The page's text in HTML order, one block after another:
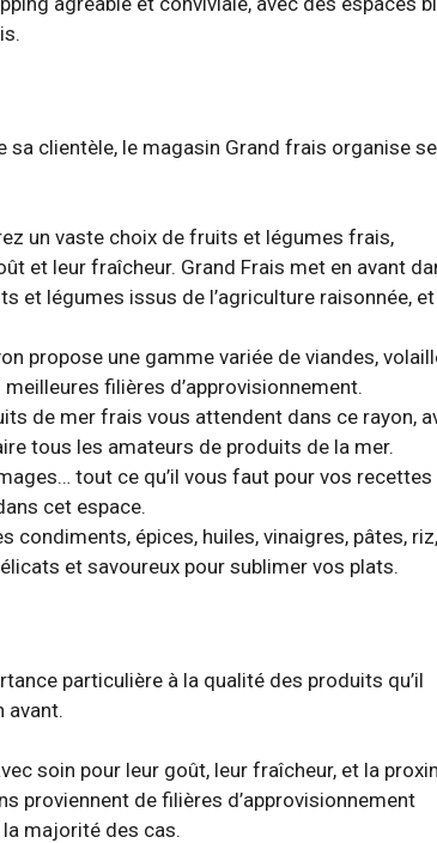
clientèle, le magasin Grand frais organise
un vaste choix de fruits et légumes frais,
et leur fraîcheur. Grand Frais met en avant
et légumes issus de l’agriculture raisonnée,
propose une gamme variée de viandes,
filières d’approvisionnement.
de mer frais vous attendent dans ce rayon,
tous les amateurs de produits de la mer.
tout ce qu’il vous faut pour vos recettes
cet espace.
condiments, épices, huiles, vinaigres, pâtes, riz,
et savoureux pour sublimer vos plats.
particulière à la qualité des produits qu’il
avant.
soin pour leur goût, leur fraîcheur, et la
proviennent de filières d’approvisionnement
majorité des cas.